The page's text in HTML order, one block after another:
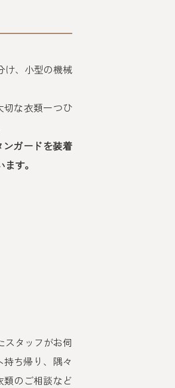
け、小型の機械
切な衣類一つひ
ガードを装着
す。
スタッフがお伺
ち帰り、隅々
類のご相談など